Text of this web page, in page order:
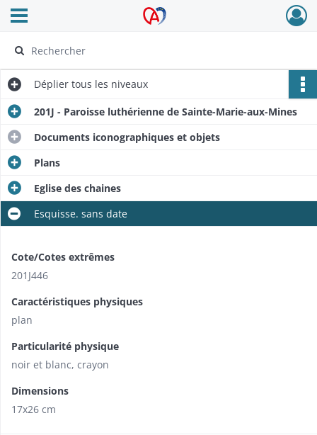
Archives Alsace - Colmar
Ouvrir le menu déroulant
Déplier tous les niveaux
201J - Paroisse luthérienne de Sainte-Marie-aux-Mines
Documents iconographiques et objets
Plans
Eglise des chaines
Esquisse. sans date
Cote/Cotes extrêmes
201J446
Caractéristiques physiques
plan
Particularité physique
noir et blanc, crayon
Dimensions
17x26 cm